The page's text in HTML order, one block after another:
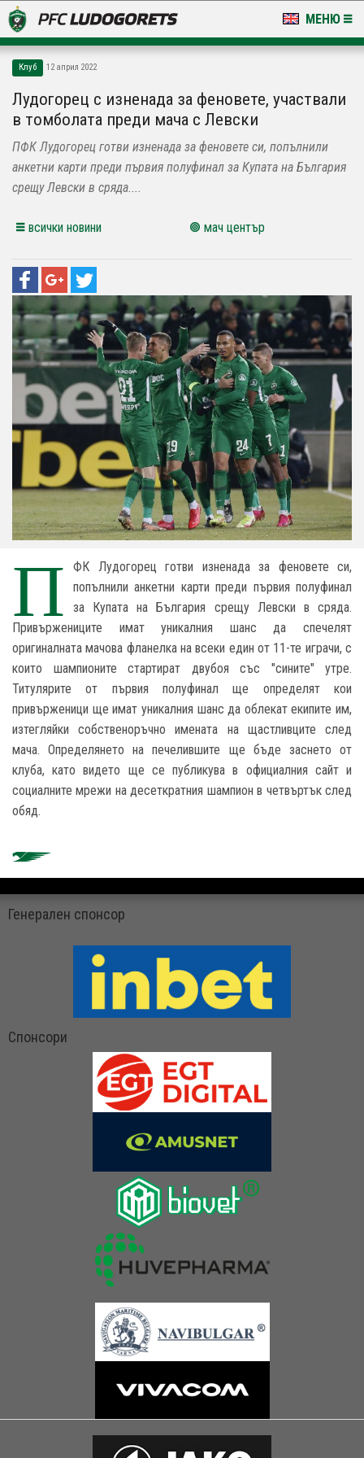
МЕНЮ
LUDOGORETS TV
НА ТЕРЕНА
СТАДИОН & БАЗИ
Клуб 12 април 2022
Лудогорец с изненада за феновете, участвали
в томболата преди мача с Левски
ПФК Лудогорец готви изненада за феновете си, попълнили
анкетни карти преди първия полуфинал за Купата на България
срещу Левски в сряда....
всички новини мач център
П
ФК Лудогорец готви изненада за феновете си,
попълнили анкетни карти преди първия полуфинал
за Купата на България срещу Левски в сряда.
Привържениците имат уникалния шанс да спечелят
оригиналната мачова фланелка на всеки един от 11-те играчи, с
които шампионите стартират двубоя със "сините" утре.
Титулярите от първия полуфинал ще определят кои
привърженици ще имат уникалния шанс да облекат екипите им,
изтегляйки собственоръчно имената на щастливците след
мача. Определянето на печелившите ще бъде заснето от
клуба, като видето ще се публикува в официалния сайт и
социалните мрежи на десеткратния шампион в четвъртък след
обяд.
Генерален спонсор
Спонсори